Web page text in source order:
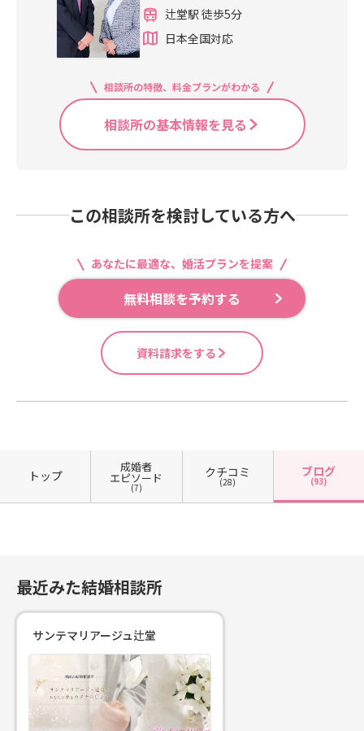
辻堂駅 徒歩5分
日本全国対応
相談所の特徴、料金プランがわかる
相談所の基本情報を見る
この相談所を検討している方へ
あなたに最適な、婚活プランを提案
無料相談を予約する
資料請求をする
トップ
成婚者
エピソード
(7)
クチコミ
(28)
ブログ
(93)
最近みた結婚相談所
サンテマリアージュ辻堂